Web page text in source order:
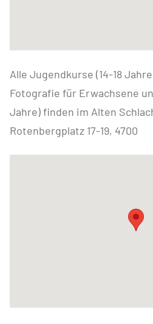
Alle Jugendkurse (14-18
Fotografie für Erwachsene
Jahre) finden im Alten
Rotenbergplatz 17-19, 4700